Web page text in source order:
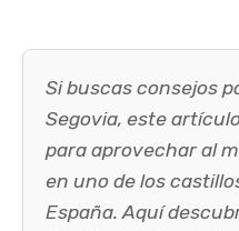
Si buscas consejos
Segovia, este
para aprovechar al
en uno de los
España. Aquí